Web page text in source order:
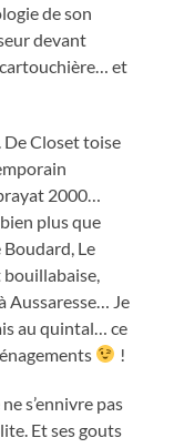
de son
devant
cartouchière… et
De Closet toise
2000…
plus que
Le
Aussaresse… Je
au quintal… ce
!
s’ennivre pas
Et ses gouts